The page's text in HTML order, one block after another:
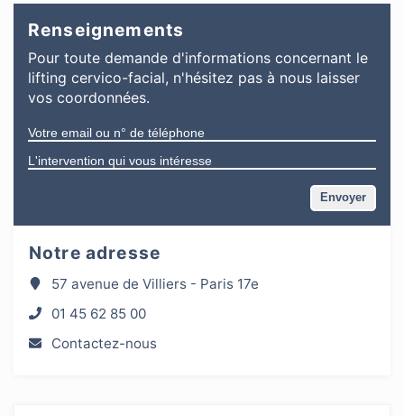
Renseignements
Pour toute demande d'informations concernant le
lifting cervico-facial, n'hésitez pas à nous laisser
vos coordonnées.
Notre adresse
57 avenue de Villiers - Paris 17e
01 45 62 85 00
Contactez-nous